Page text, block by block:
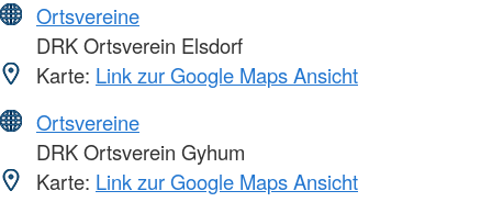
Ortsvereine
DRK Ortsverein Elsdorf
Karte: Link zur Google Maps Ansicht
Ortsvereine
DRK Ortsverein Gyhum
Karte: Link zur Google Maps Ansicht